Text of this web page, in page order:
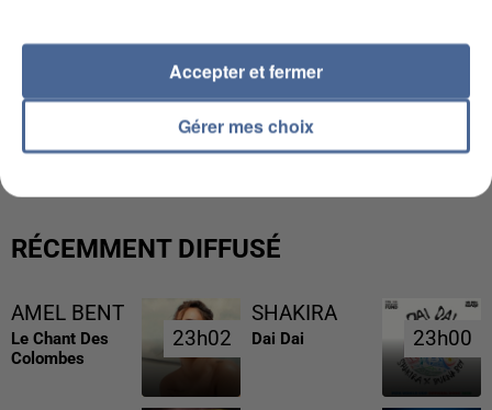
L’UN DES FONDATEURS SUPPOSÉS DE LA DZ
MAFIA INTERPELLÉ EN ALGÉRIE
RÉCEMMENT DIFFUSÉ
AMEL BENT
Le Chant Des
Colombes
23h02
23h02
SHAKIRA
Dai Dai 23h00
23h00
Gérer mes choix
Accepter et fermer